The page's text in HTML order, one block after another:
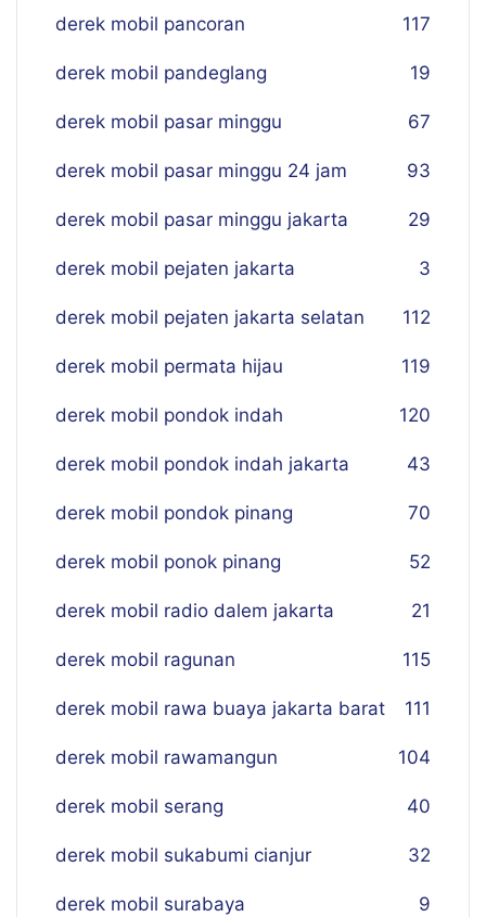
derek mobil pancoran 117
derek mobil pandeglang 19
derek mobil pasar minggu 67
derek mobil pasar minggu 24 jam 93
derek mobil pasar minggu jakarta 29
derek mobil pejaten jakarta 3
derek mobil pejaten jakarta selatan 112
derek mobil permata hijau 119
derek mobil pondok indah 120
derek mobil pondok indah jakarta 43
derek mobil pondok pinang 70
derek mobil ponok pinang 52
derek mobil radio dalem jakarta 21
derek mobil ragunan 115
derek mobil rawa buaya jakarta barat 111
derek mobil rawamangun 104
derek mobil serang 40
derek mobil sukabumi cianjur 32
derek mobil surabaya 9